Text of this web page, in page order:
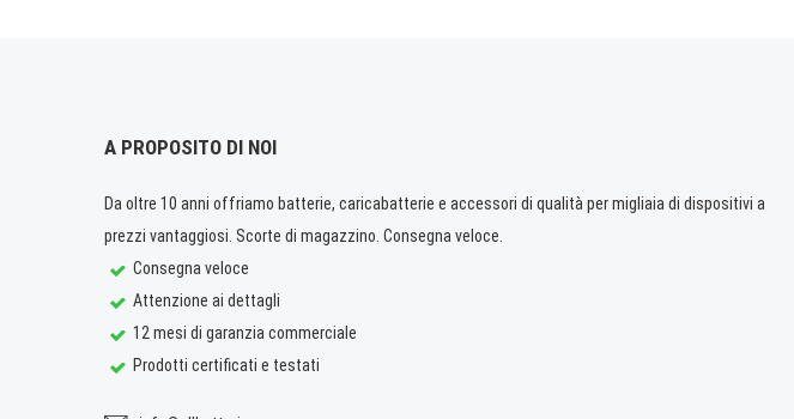
A PROPOSITO DI NOI
Da oltre 10 anni offriamo batterie, caricabatterie e accessori di qualità per migliaia di dispositivi a
prezzi vantaggiosi. Scorte di magazzino. Consegna veloce.
Consegna veloce
Attenzione ai dettagli
12 mesi di garanzia commerciale
Prodotti certificati e testati